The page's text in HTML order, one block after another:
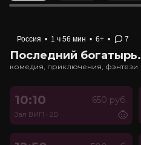
Россия • 1 ч 56 мин • 6+ • 7
Последний
комедия, приключения, фэнтези
10:10 650 руб.
Зал ВИП • 2D